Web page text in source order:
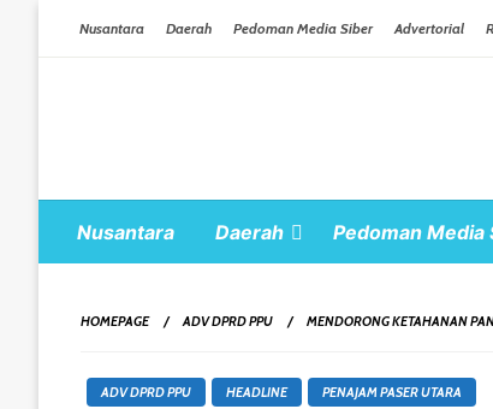
Nusantara Daerah Pedoman Media Siber Advertorial
Nusantara Daerah Pedoman Media
HOMEPAGE ADV DPRD PPU MENDORONG KETAHANAN
ADV DPRD PPU HEADLINE PENAJAM PASER UTARA